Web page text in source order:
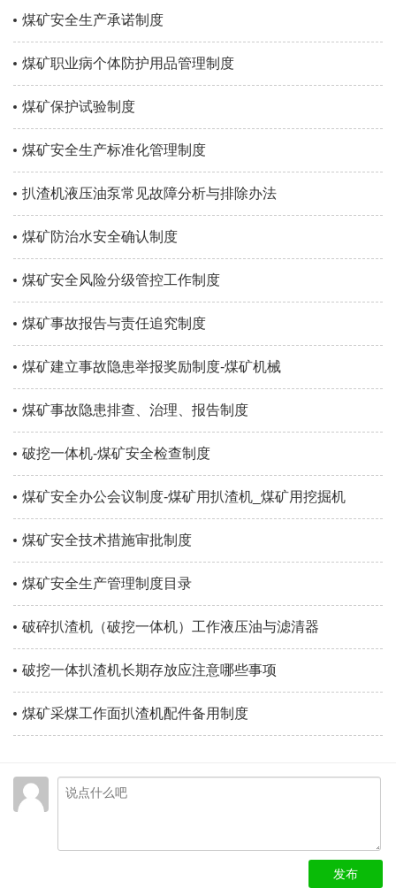
煤矿安全生产承诺制度
煤矿职业病个体防护用品管理制度
煤矿保护试验制度
煤矿安全生产标准化管理制度
扒渣机液压油泵常见故障分析与排除办法
煤矿防治水安全确认制度
煤矿安全风险分级管控工作制度
煤矿事故报告与责任追究制度
煤矿建立事故隐患举报奖励制度-煤矿机械
煤矿事故隐患排查、治理、报告制度
破挖一体机-煤矿安全检查制度
煤矿安全办公会议制度-煤矿用扒渣机_煤矿用挖掘机
煤矿安全技术措施审批制度
煤矿安全生产管理制度目录
破碎扒渣机（破挖一体机）工作液压油与滤清器
破挖一体扒渣机长期存放应注意哪些事项
煤矿采煤工作面扒渣机配件备用制度
发布